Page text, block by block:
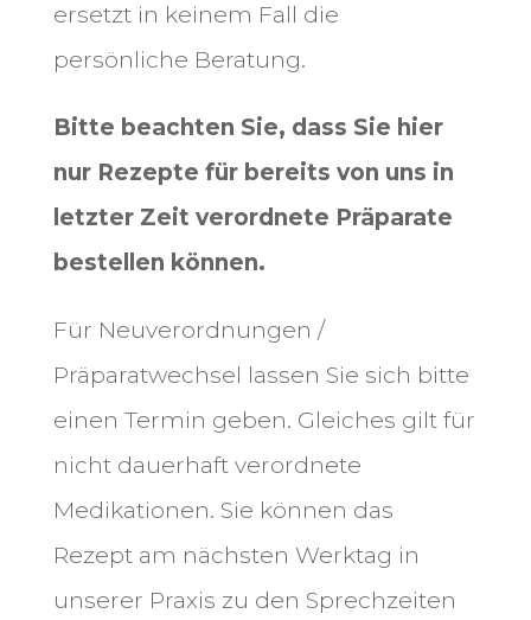
ersetzt in keinem Fall die
persönliche Beratung.
Bitte beachten Sie, dass Sie hier
nur Rezepte für bereits von uns in
letzter Zeit verordnete Präparate
bestellen können.
Für Neuverordnungen /
Präparatwechsel lassen Sie sich bitte
einen Termin geben. Gleiches gilt für
nicht dauerhaft verordnete
Medikationen. Sie können das
Rezept am nächsten Werktag in
unserer Praxis zu den Sprechzeiten